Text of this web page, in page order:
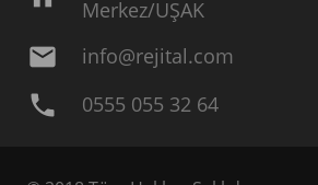
Merkez/UŞAK
mail info@rejital.com
phone 0555 055 32 64